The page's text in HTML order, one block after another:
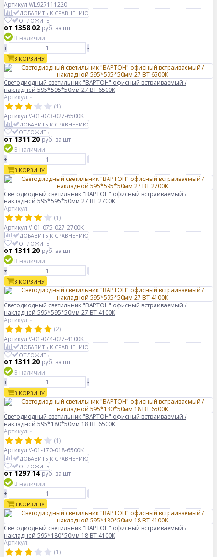
Артикул WL927111220
ДОБАВИТЬ К СРАВНЕНИЮ
ОТЛОЖИТЬ
от 1358.02руб. за шт
В наличии
+
-
В КОРЗИНУ
Светодиодный светильник "ВАРТОН" офисный встраиваемый /
накладной 595*595*50мм 27 ВТ 6500К
Артикул: -
(1)
Артикул V-01-073-027-6500K
ДОБАВИТЬ К СРАВНЕНИЮ
ОТЛОЖИТЬ
от 1311.20руб. за шт
В наличии
+
-
В КОРЗИНУ
Светодиодный светильник "ВАРТОН" офисный встраиваемый /
накладной 595*595*50мм 27 ВТ 2700К
Артикул: -
(1)
Артикул V-01-075-027-2700K
ДОБАВИТЬ К СРАВНЕНИЮ
ОТЛОЖИТЬ
от 1311.20руб. за шт
В наличии
+
-
В КОРЗИНУ
Светодиодный светильник "ВАРТОН" офисный встраиваемый /
накладной 595*595*50мм 27 ВТ 4100К
Артикул: -
(2)
Артикул V-01-074-027-4100K
ДОБАВИТЬ К СРАВНЕНИЮ
ОТЛОЖИТЬ
от 1311.20руб. за шт
В наличии
+
-
В КОРЗИНУ
Светодиодный светильник "ВАРТОН" офисный встраиваемый /
накладной 595*180*50мм 18 ВТ 6500К
Артикул: -
(1)
Артикул V-01-170-018-6500K
ДОБАВИТЬ К СРАВНЕНИЮ
ОТЛОЖИТЬ
от 1297.14руб. за шт
В наличии
+
-
В КОРЗИНУ
Светодиодный светильник "ВАРТОН" офисный встраиваемый /
накладной 595*180*50мм 18 ВТ 4100К
Артикул: -
(1)